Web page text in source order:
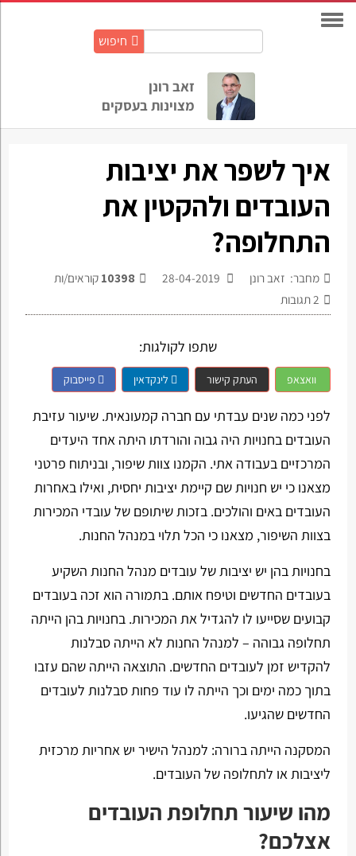
חיפוש
זאב רונן
מצוינות בעסקים
איך לשפר את יציבות
העובדים ולהקטין את
התחלופה?
מחבר: זאב רונן 10398 קוראים/ות
2תגובות
שתפו לקולגות:
וואצאפ העתק קישור לינקדאין פייסבוק
לפני כמה שנים עבדתי עם חברה קמעונאית. שיעור עזיבת
העובדים בחנויות היה גבוה והורדתו היתה אחד היעדים
המרכזיים בעבודה אתי. הקמנו צוות שיפור, ובניתוח פרטני
מצאנו כי יש חנויות שם קיימת יציבות יחסית, ואילו באחרות
העובדים באים והולכים. בזכות שיתופם של עובדי המכירות
בצוות השיפור, מצאנו כי הכל תלוי במנהל החנות.
בחנויות בהן יש יציבות של עובדים מנהל החנות השקיע
בעובדים החדשים וטיפח אותם. בתמורה הוא זכה בעובדים
קבועים שסייעו לו להגדיל את המכירות. בחנויות בהן הייתה
תחלופה גבוהה – למנהל החנות לא הייתה סבלנות
להקדיש זמן לעובדים החדשים. התוצאה הייתה שהם עזבו
בתוך כמה ימים וכך הייתה לו עוד פחות סבלנות לעובדים
החדשים שהגיעו.
המסקנה הייתה ברורה: למנהל הישיר יש אחריות מרכזית
ליציבות או לתחלופה של העובדים.
מהו שיעור תחלופת העובדים
אצלכם?